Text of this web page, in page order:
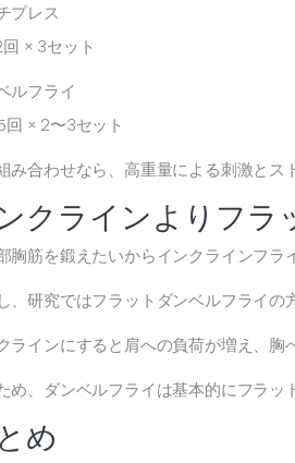
プレス
回 × 3セット
ルフライ
回 × 2〜3セット
み合わせなら、高重量による刺激とス
クラインよりフラ
胸筋を鍛えたいからインクラインフ
、研究ではフラットダンベルフライの
ラインにすると肩への負荷が増え、胸
め、ダンベルフライは基本的にフラッ
め